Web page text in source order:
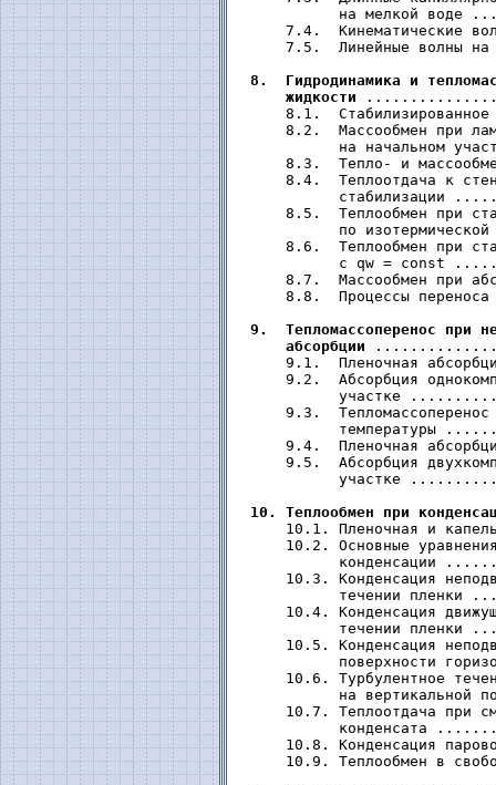
на мелкой воде
7.4.  Кинематические
7.5.  Линейные волны
8.  Гидродинамика и
     жидкости
8.1.
8.2.  Массообмен при
на начальном
8.3.  Тепло- и
8.4.  Теплоотдача к
стабилизации
8.5.  Теплообмен при
по
8.6.  Теплообмен при
с qw = const
8.7.  Массообмен при
8.8.  Процессы
9.  Тепломассоперенос при
     абсорбции
9.1.  Пленочная
9.2.  Абсорбция
участке
9.3.
температуры
9.4.  Пленочная
9.5.  Абсорбция
участке
10. Теплообмен при
10.1. Пленочная и
10.2. Основные
конденсации
10.3. Конденсация
течении пленки
10.4. Конденсация
течении пленки
10.5. Конденсация
поверхности
10.6. Турбулентное
на вертикальной
10.7. Теплоотдача при
конденсата
10.8. Конденсация
10.9. Теплообмен в